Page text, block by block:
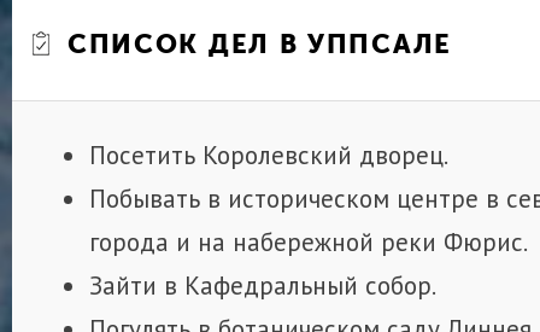
СПИСОК ДЕЛ В УППСАЛЕ
Посетить Королевский дворец.
Побывать в историческом центре в
города и на набережной реки Фюрис.
Зайти в Кафедральный собор.